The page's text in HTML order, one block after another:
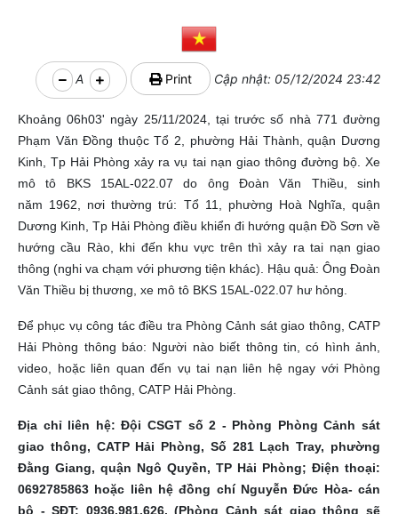
A Print Cập nhật: 05/12/2024 23:42
Khoảng 06h03' ngày 25/11/2024, tại trước số nhà 771 đường
Phạm Văn Đồng thuộc Tổ 2, phường Hải Thành, quận Dương
Kinh, Tp Hải Phòng xảy ra vụ tai nạn giao thông đường bộ. Xe
mô tô BKS 15AL-022.07 do ông Đoàn Văn Thiều, sinh
năm 1962, nơi thường trú: Tổ 11, phường Hoà Nghĩa, quận
Dương Kinh, Tp Hải Phòng điều khiển đi hướng quận Đồ Sơn về
hướng cầu Rào, khi đến khu vực trên thì xảy ra tai nạn giao
thông (nghi va chạm với phương tiện khác). Hậu quả: Ông Đoàn
Văn Thiều bị thương, xe mô tô BKS 15AL-022.07 hư hỏng.
Để phục vụ công tác điều tra Phòng Cảnh sát giao thông, CATP
Hải Phòng thông báo: Người nào biết thông tin, có hình ảnh,
video, hoặc liên quan đến vụ tai nạn liên hệ ngay với Phòng
Cảnh sát giao thông, CATP Hải Phòng.
Địa chỉ liên hệ: Đội CSGT số 2 - Phòng Phòng Cảnh sát
giao thông, CATP Hải Phòng, Số 281 Lạch Tray, phường
Đằng Giang, quận Ngô Quyền, TP Hải Phòng; Điện thoại:
0692785863 hoặc liên hệ đồng chí Nguyễn Đức Hòa- cán
bộ - SĐT: 0936.981.626. (Phòng Cảnh sát giao thông sẽ